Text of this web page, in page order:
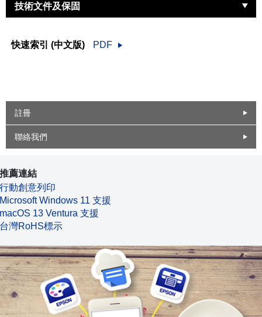
技術文件及保固
快速索引 (中文版) PDF
註冊
聯絡我們
推薦連結
行動創意列印
Microsoft Windows 11 支援
macOS 13 Ventura 支援
台灣RoHS標示